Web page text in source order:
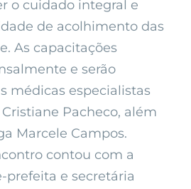
o cuidado integral e
de acolhimento das
As capacitações
e serão
médicas especialistas
Pacheco, além
Marcele Campos.
contou com a
prefeita e secretária